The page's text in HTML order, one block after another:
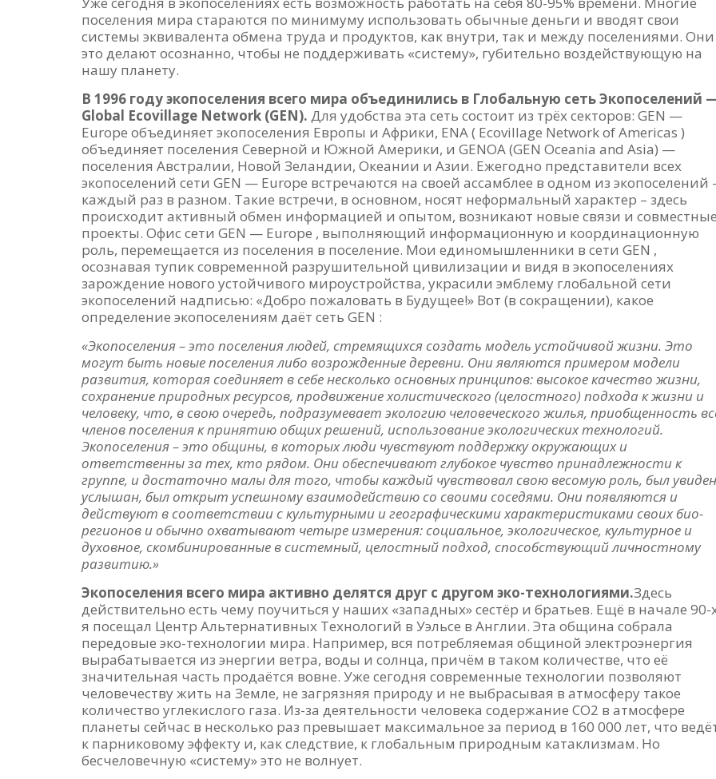
поселения мира стараются по минимуму использовать обычные деньги и вводят свои
системы эквивалента обмена труда и продуктов, как внутри, так и между поселениями. Они
это делают осознанно, чтобы не поддерживать «систему», губительно воздействующую на
нашу планету.
В 1996 году экопоселения всего мира объединились в Глобальную сеть Экопоселений
Global Ecovillage Network (GEN). Для удобства эта сеть состоит из трёх секторов: GEN —
Europe объединяет экопоселения Европы и Африки, ENA ( Ecovillage Network of Americas )
объединяет поселения Северной и Южной Америки, и GENOA (GEN Oceania and Asia) —
поселения Австралии, Новой Зеландии, Океании и Азии. Ежегодно представители всех
экопоселений сети GEN — Europe встречаются на своей ассамблее в одном из экопоселений
каждый раз в разном. Такие встречи, в основном, носят неформальный характер – здесь
происходит активный обмен информацией и опытом, возникают новые связи и совместные
проекты. Офис сети GEN — Europe , выполняющий информационную и координационную
роль, перемещается из поселения в поселение. Мои единомышленники в сети GEN ,
осознавая тупик современной разрушительной цивилизации и видя в экопоселениях
зарождение нового устойчивого мироустройства, украсили эмблему глобальной сети
экопоселений надписью: «Добро пожаловать в Будущее!» Вот (в сокращении), какое
определение экопоселениям даёт сеть GEN :
«Экопоселения – это поселения людей, стремящихся создать модель устойчивой жизни. Это
могут быть новые поселения либо возрожденные деревни. Они являются примером модели
развития, которая соединяет в себе несколько основных принципов: высокое качество жизни,
сохранение природных ресурсов, продвижение холистического (целостного) подхода к жизни и
человеку, что, в свою очередь, подразумевает экологию человеческого жилья, приобщенность
членов поселения к принятию общих решений, использование экологических технологий.
Экопоселения – это общины, в которых люди чувствуют поддержку окружающих и
ответственны за тех, кто рядом. Они обеспечивают глубокое чувство принадлежности к
группе, и достаточно малы для того, чтобы каждый чувствовал свою весомую роль, был
услышан, был открыт успешному взаимодействию со своими соседями. Они появляются и
действуют в соответствии с культурными и географическими характеристиками своих био-
регионов и обычно охватывают четыре измерения: социальное, экологическое, культурное и
духовное, скомбинированные в системный, целостный подход, способствующий личностному
развитию.»
Экопоселения всего мира активно делятся друг с другом эко-технологиями.Здесь
действительно есть чему поучиться у наших «западных» сестёр и братьев. Ещё в начале 90-
я посещал Центр Альтернативных Технологий в Уэльсе в Англии. Эта община собрала
передовые эко-технологии мира. Например, вся потребляемая общиной электроэнергия
вырабатывается из энергии ветра, воды и солнца, причём в таком количестве, что её
значительная часть продаётся вовне. Уже сегодня современные технологии позволяют
человечеству жить на Земле, не загрязняя природу и не выбрасывая в атмосферу такое
количество углекислого газа. Из-за деятельности человека содержание СО2 в атмосфере
планеты сейчас в несколько раз превышает максимальное за период в 160 000 лет, что
к парниковому эффекту и, как следствие, к глобальным природным катаклизмам. Но
бесчеловечную «систему» это не волнует.